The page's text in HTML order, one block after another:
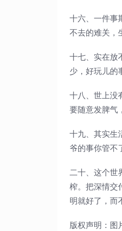
十六、一件事
不去的难关，
十七、实在放
少，好玩儿的
十八、世上没
要随意发脾气
十九、其实生
爷的事你管不
二十、这个世
榨。把深情交
明就好了，而
版权声明：图